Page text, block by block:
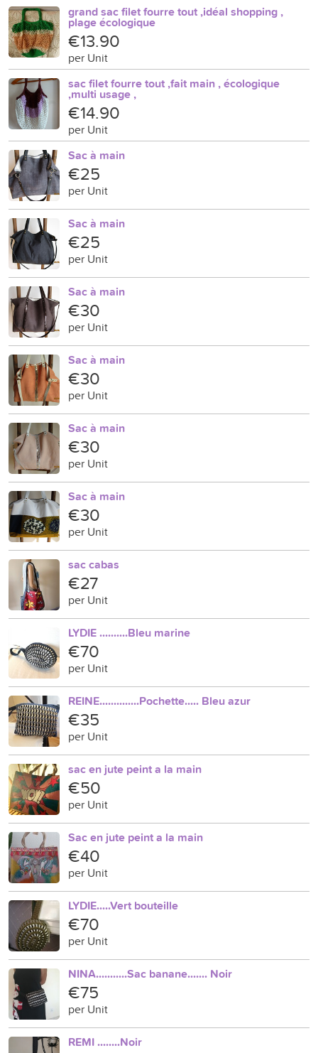
grand sac filet fourre tout ,idéal shopping ,
plage écologique
€13.90
per Unit
sac filet fourre tout ,fait main , écologique
,multi usage ,
€14.90
per Unit
Sac à main
€25
per Unit
Sac à main
€25
per Unit
Sac à main
€30
per Unit
Sac à main
€30
per Unit
Sac à main
€30
per Unit
Sac à main
€30
per Unit
sac cabas
€27
per Unit
LYDIE ..........Bleu marine
€70
per Unit
REINE..............Pochette..... Bleu azur
€35
per Unit
sac en jute peint a la main
€50
per Unit
Sac en jute peint a la main
€40
per Unit
LYDIE.....Vert bouteille
€70
per Unit
NINA...........Sac banane....... Noir
€75
per Unit
REMI ........Noir